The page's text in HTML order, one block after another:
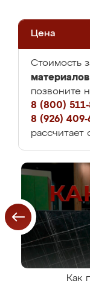
Цена
Стоимость
материалов
позвоните
8 (800) 511-
8 (926) 409-
рассчитает
Как